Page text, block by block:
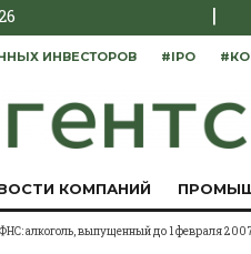
|
ИНВЕСТОРОВ #IPO
КОМПАНИЙ
ФНС: алкоголь, выпущенный до 1 февраля